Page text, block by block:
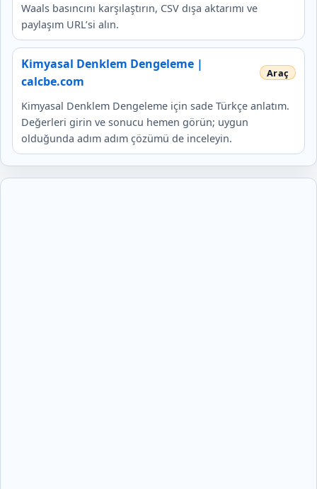
Waals basıncını karşılaştırın, CSV dışa aktarımı ve
paylaşım URL’si alın.
Kimyasal Denklem Dengeleme |
calcbe.com
Kimyasal Denklem Dengeleme için sade Türkçe anlatım.
Değerleri girin ve sonucu hemen görün; uygun
olduğunda adım adım çözümü de inceleyin.